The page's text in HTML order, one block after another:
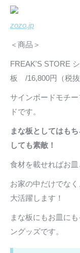
zozo.jp
＜商品＞
FREAK'S STORE
板 /16,800円（税抜
サインボードモチ
ドです。
まな板としてはも
しても素敵！
食材を載せればお
お家の中だけでな
大活躍します！
まな板にもお皿に
ングッズです。